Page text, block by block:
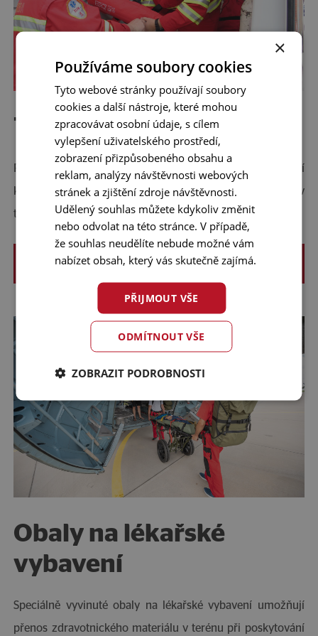
Transport pacienta
Prostředky určené pro bezpečný transport pacienta vynikají
kvalitou provedení a jsou vyvinuty přímo se specialisty v
terénu.
ZOBRAZIT VÍCE
Obaly na lékařské
vybavení
Speciálně vyvinuté obaly na lékařské vybavení umožňují
přenos zdravotnického materiálu v terénu při poskytování
×
Používáme soubory cookies
Tyto webové stránky používají soubory
cookies a další nástroje, které mohou
zpracovávat osobní údaje, s cílem
vylepšení uživatelského prostředí,
zobrazení přizpůsobeného obsahu a
reklam, analýzy návštěvnosti webových
stránek a zjištění zdroje návštěvnosti.
Udělený souhlas můžete kdykoliv změnit
nebo odvolat na této stránce. V případě,
že souhlas neudělíte nebude možné vám
nabízet obsah, který vás skutečně zajímá.
PŘIJMOUT VŠE
ODMÍTNOUT VŠE
ZOBRAZIT PODROBNOSTI